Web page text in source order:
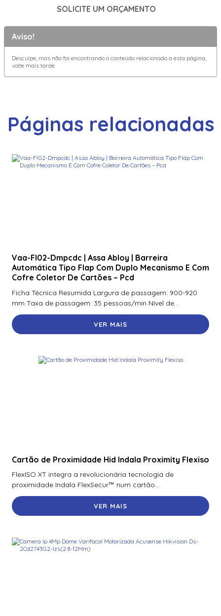
SOLICITE UM ORÇAMENTO
Aviso!
Desculpe, mas não foi encontrando o conteúdo relacionado a esta página,
volte mais tarde
Páginas relacionadas
Vaa-Fl02-Dmpcdc | Assa Abloy | Barreira
Automática Tipo Flap Com Duplo Mecanismo E Com
Cofre Coletor De Cartões – Pcd
Ficha Técnica Resumida Largura de passagem: 900-920
mm Taxa de passagem: 35 pessoas/min Nível de...
VER MAIS
Cartão de Proximidade Hid Indala Proximity Flexiso
FlexISO XT integra a revolucionária tecnologia de
proximidade Indala FlexSecur™ num cartão...
VER MAIS